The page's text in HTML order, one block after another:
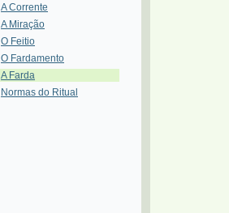
A Corrente
A Miração
O Feitio
O Fardamento
A Farda
Normas do Ritual